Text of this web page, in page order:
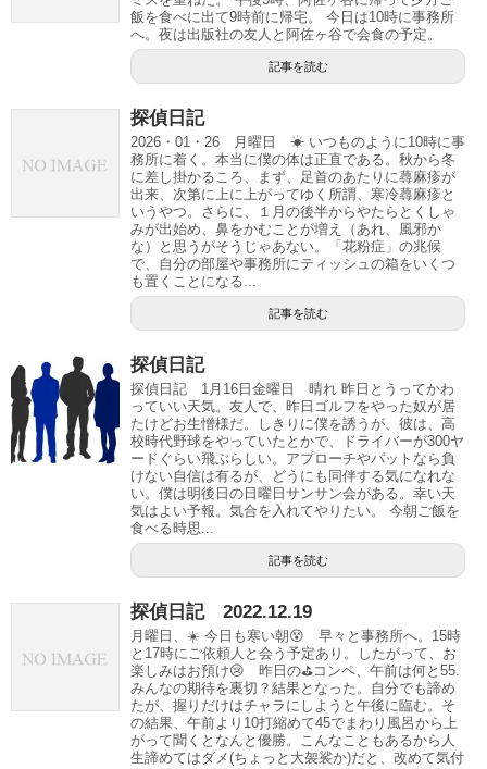
飯を食べに出て9時前に帰宅。 今日は10時に事務所
へ。夜は出版社の友人と阿佐ヶ谷で会食の予定。
記事を読む
探偵日記
2026・01・26 月曜日 ☀ いつものように10時に事
務所に着く。本当に僕の体は正直である。秋から冬
に差し掛かるころ、まず、足首のあたりに蕁麻疹が
出来、次第に上に上がってゆく所謂、寒冷蕁麻疹と
いうやつ。さらに、１月の後半からやたらとくしゃ
みが出始め、鼻をかむことが増え（あれ、風邪か
な）と思うがそうじゃあない。「花粉症」の兆候
で、自分の部屋や事務所にティッシュの箱をいくつ
も置くことになる...
記事を読む
探偵日記
探偵日記 1月16日金曜日 晴れ 昨日とうってかわ
っていい天気。友人で、昨日ゴルフをやった奴が居
たけどお生憎様だ。しきりに僕を誘うが、彼は、高
校時代野球をやっていたとかで、ドライバーが300ヤ
ードぐらい飛ぶらしい。アプローチやパットなら負
けない自信は有るが、どうにも同伴する気になれな
い。僕は明後日の日曜日サンサン会がある。幸い天
気はよい予報。気合を入れてやりたい。 今朝ご飯を
食べる時思...
記事を読む
探偵日記 2022.12.19
月曜日、☀️ 今日も寒い朝😵 早々と事務所へ。15時
と17時にご依頼人と会う予定あり。したがって、お
楽しみはお預け😢 昨日の⛳️コンペ、午前は何と55.
みんなの期待を裏切？結果となった。自分でも諦め
たが、握りだけはチャラにしようと午後に臨む。そ
の結果、午前より10打縮めて45でまわり風呂から上
がって聞くとなんと優勝。こんなこともあるから人
生諦めてはダメ(ちょっと大袈裟か)だと、改めて気付